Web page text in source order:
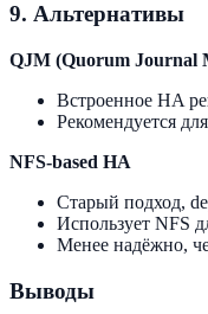
9. Альтернативы
QJM (Quorum Journal
Встроенное HA
Рекомендуется
NFS-based HA
Старый подход,
Использует NFS
Менее надёжно,
Выводы